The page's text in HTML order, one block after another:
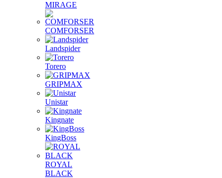
MIRAGE
COMFORSER
Landspider
Torero
GRIPMAX
Unistar
Kingnate
KingBoss
ROYAL
BLACK